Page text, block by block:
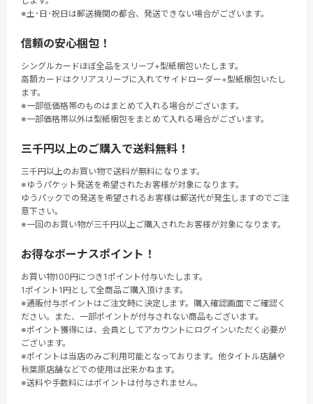
※土･日･祝日は郵送機関の都合、発送できない場合がございます。
信頼の安心梱包！
シングルカードほぼ全品をスリーブ+型紙梱包いたします。
高額カードはクリアスリーブに入れてサイドローダー+型紙梱包いたし
ます。
※一部低価格帯のものはまとめて入れる場合がございます。
※一部価格帯以外は型紙梱包をまとめて入れる場合がございます。
三千円以上のご購入で送料無料！
三千円以上のお買い物で送料が無料になります。
※ゆうパケット発送を希望されたお客様が対象になります。
ゆうパックでの発送を希望されるお客様は郵送代が発生しますのでご注
意下さい。
※一回のお買い物が三千円以上ご購入されたお客様が対象になります。
お得なボーナスポイント！
お買い物100円につき1ポイント付与いたします。
1ポイント1円として全商品ご購入頂けます。
※通販付与ポイントはご注文時に決定します。購入確認画面でご確認く
ださい。また、一部ポイントが付与されない商品もございます。
※ポイント獲得には、会員としてアカウントにログインいただく必要が
ございます。
※ポイントは当店のみご利用可能となっております。他タイトル店舗や
秋葉原店舗などでの使用は出来かねます。
※送料や手数料にはポイントは付与されません。